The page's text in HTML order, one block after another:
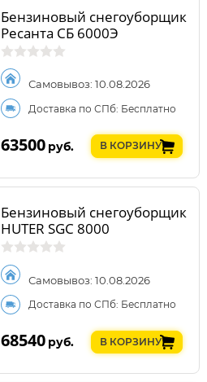
Бензиновый снегоуборщик
Ресанта СБ 6000Э
Самовывоз: 10.08.2026
Доставка по СПб: Бесплатно
63500 руб. В КОРЗИНУ
Бензиновый снегоуборщик
HUTER SGC 8000
Самовывоз: 10.08.2026
Доставка по СПб: Бесплатно
68540 руб. В КОРЗИНУ